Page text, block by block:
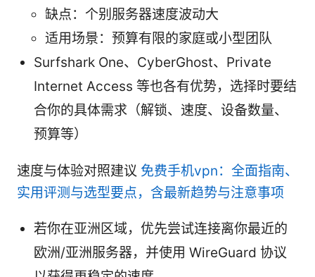
缺点：个别服务器速度波动大
适用场景：预算有限的家庭或小型团队
Surfshark One、CyberGhost、Private
Internet Access 等也各有优势，选择时要结
合你的具体需求（解锁、速度、设备数量、
预算等）
速度与体验对照建议 免费手机vpn：全面指南、
实用评测与选型要点，含最新趋势与注意事项
若你在亚洲区域，优先尝试连接离你最近的
欧洲/亚洲服务器，并使用 WireGuard 协议